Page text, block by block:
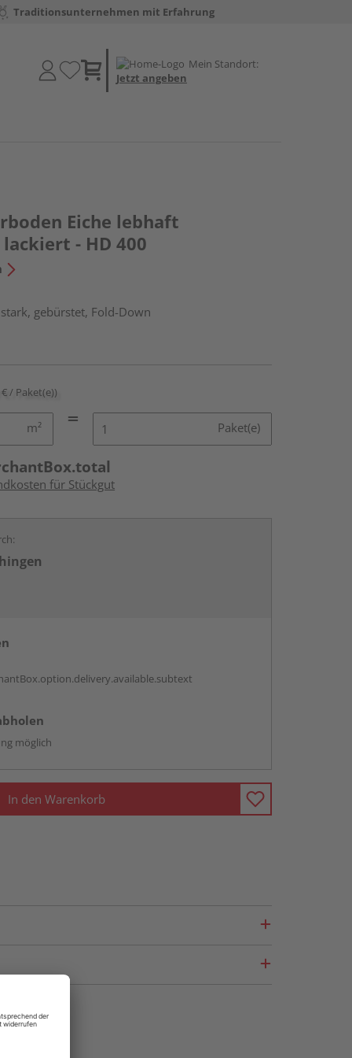
Traditionsunternehmen mit Erfahrung
Mein Standort:
Jetzt angeben
Eiche lebhaft
- HD 400
gebürstet, Fold-Down
/ Paket(e))
m² Paket(e)
für Stückgut
möglich
In den Warenkorb